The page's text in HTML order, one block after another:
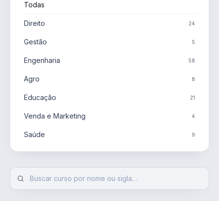
Todas
Direito 24
Gestão 5
Engenharia 58
Agro 8
Educação 21
Venda e Marketing 4
Saúde 9